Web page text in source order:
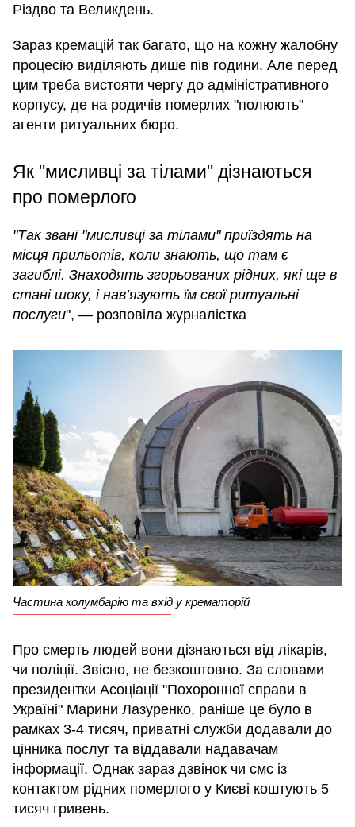
Різдво та Великдень.
Зараз кремацій так багато, що на кожну жалобну
процесію виділяють дише пів години. Але перед
цим треба вистояти чергу до адміністративного
корпусу, де на родичів померлих "полюють"
агенти ритуальних бюро.
Як "мисливці за тілами" дізнаються
про померлого
"Так звані "мисливці за тілами" приїздять на
місця прильотів, коли знають, що там є
загиблі. Знаходять згорьованих рідних, які ще в
стані шоку, і нав’язують їм свої ритуальні
послуги", — розповіла журналістка
Частина колумбарію та вхід у крематорій
Про смерть людей вони дізнаються від лікарів,
чи поліції. Звісно, не безкоштовно. За словами
президентки Асоціації "Похоронної справи в
Україні" Марини Лазуренко, раніше це було в
рамках 3-4 тисяч, приватні служби додавали до
цінника послуг та віддавали надавачам
інформації. Однак зараз дзвінок чи смс із
контактом рідних померлого у Києві коштують 5
тисяч гривень.